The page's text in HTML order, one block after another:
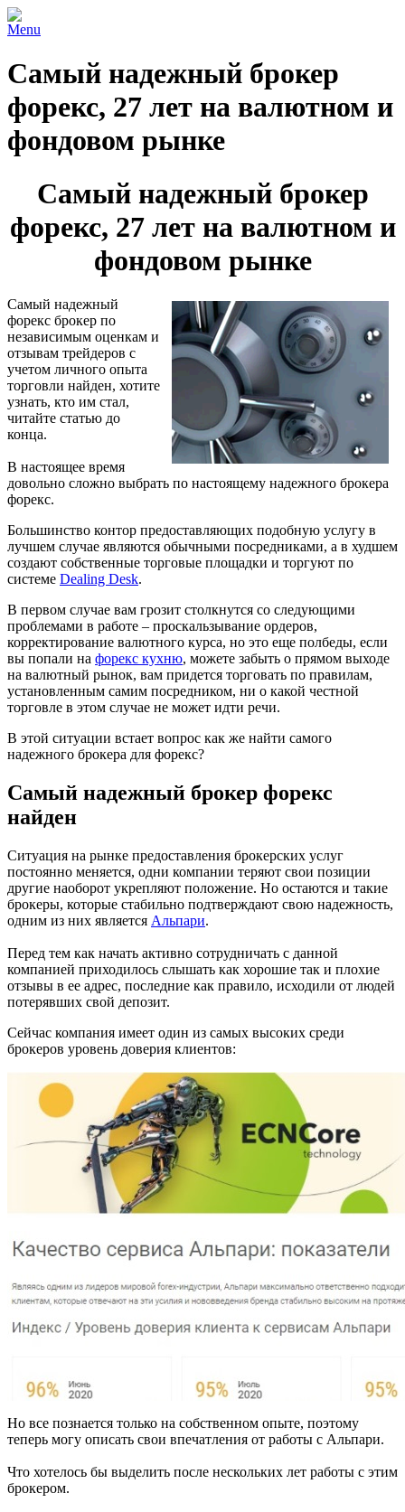
Menu
Самый надежный брокер
форекс, 27 лет на валютном и
фондовом рынке
Самый надежный брокер
форекс, 27 лет на валютном и
фондовом рынке
Самый надежный
форекс брокер по
независимым оценкам и
отзывам трейдеров с
учетом личного опыта
торговли найден, хотите
узнать, кто им стал,
читайте статью до
конца.
В настоящее время
довольно сложно выбрать по настоящему надежного брокера
форекс.
Большинство контор предоставляющих подобную услугу в
лучшем случае являются обычными посредниками, а в худшем
создают собственные торговые площадки и торгуют по
системе Dealing Desk.
В первом случае вам грозит столкнутся со следующими
проблемами в работе – проскальзывание ордеров,
корректирование валютного курса, но это еще полбеды, если
вы попали на форекс кухню, можете забыть о прямом выходе
на валютный рынок, вам придется торговать по правилам,
установленным самим посредником, ни о какой честной
торговле в этом случае не может идти речи.
В этой ситуации встает вопрос как же найти самого
надежного брокера для форекс?
Самый надежный брокер форекс
найден
Ситуация на рынке предоставления брокерских услуг
постоянно меняется, одни компании теряют свои позиции
другие наоборот укрепляют положение. Но остаются и такие
брокеры, которые стабильно подтверждают свою надежность,
одним из них является Альпари.
Перед тем как начать активно сотрудничать с данной
компанией приходилось слышать как хорошие так и плохие
отзывы в ее адрес, последние как правило, исходили от людей
потерявших свой депозит.
Сейчас компания имеет один из самых высоких среди
брокеров уровень доверия клиентов:
Но все познается только на собственном опыте, поэтому
теперь могу описать свои впечатления от работы с Альпари.
Что хотелось бы выделить после нескольких лет работы с этим
брокером.